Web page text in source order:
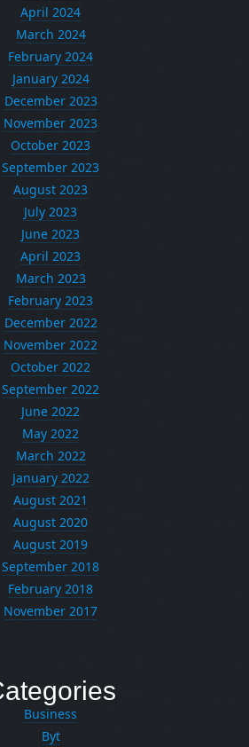
April 2024
March 2024
February 2024
January 2024
December 2023
November 2023
October 2023
September 2023
August 2023
July 2023
June 2023
April 2023
March 2023
February 2023
December 2022
November 2022
October 2022
September 2022
June 2022
May 2022
March 2022
January 2022
August 2021
August 2020
August 2019
September 2018
February 2018
November 2017
Business
Byt